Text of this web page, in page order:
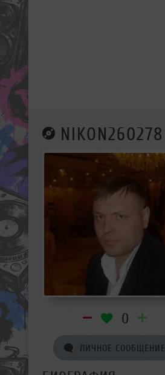
NIKON260278
0
ЛИЧНОЕ СООБЩЕНИЕ